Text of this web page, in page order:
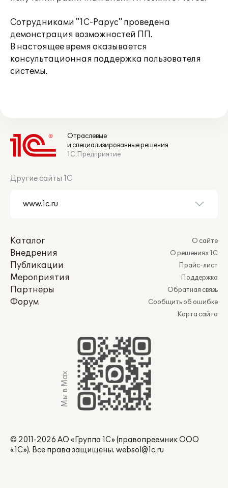
Сотрудниками "1С-Рарус" проведена
демонстрация возможностей ПП.
В настоящее время оказывается
консультационная поддержка пользователя
системы.
Отраслевые
и специализированные решения
1С:Предприятие
Другие сайты 1С
Каталог
Внедрения
Публикации
Мероприятия
Партнеры
Форум
О сайте
О решениях 1С
Прайс-лист
Поддержка
Обратная связь
Сообщить об ошибке
Карта сайта
Мы в Max
© 2011-2026 АО «Группа 1С» (правопреемник ООО
«1С»). Все права защищены. websol@1c.ru